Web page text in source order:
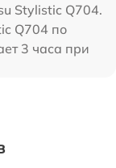
Stylistic Q704.
Q704 по
3 часа при